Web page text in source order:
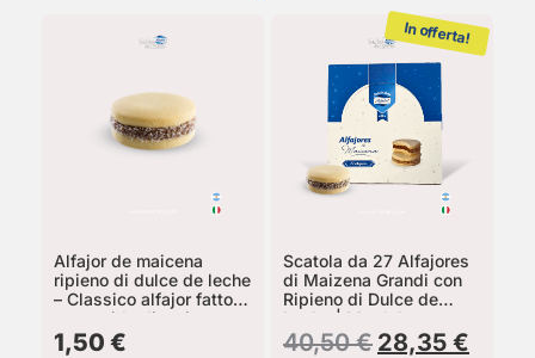
Alfajor de maicena
ripieno di dulce de leche
– Classico alfajor fatto
con amido di mais
1,50 €
In offerta!
Scatola da 27 Alfajores
di Maizena Grandi con
Ripieno di Dulce de
Leche | Mardel
40,50€ 28,35 €